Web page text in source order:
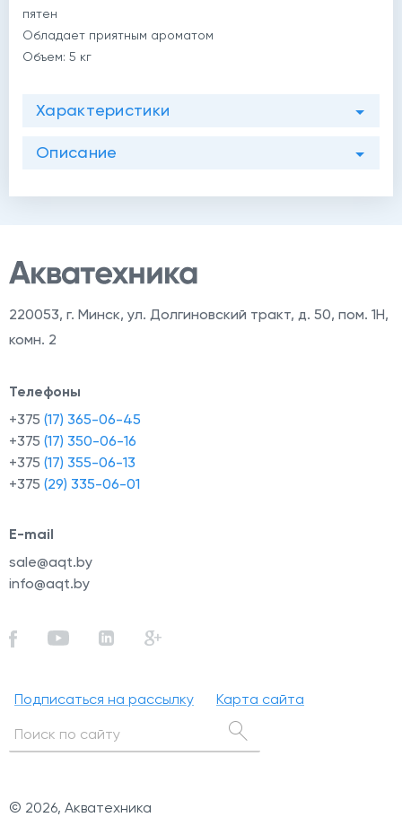
пятен
Обладает приятным ароматом
Объем: 5 кг
Характеристики
Описание
220053, г. Минск, ул. Долгиновский тракт, д. 50, пом. 1Н,
комн. 2
Телефоны
+375 (17) 365-06-45
+375 (17) 350-06-16
+375 (17) 355-06-13
+375 (29) 335-06-01
E-mail
sale@aqt.by
info@aqt.by
Подписаться на рассылку Карта сайта
© 2026, Акватехника